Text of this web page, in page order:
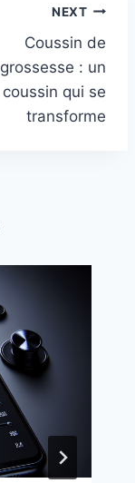
NEXT
Coussin de
grossesse : un
coussin qui se
transforme